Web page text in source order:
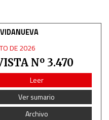
DE 2026
Nº 3.470
Leer
Ver sumario
Archivo